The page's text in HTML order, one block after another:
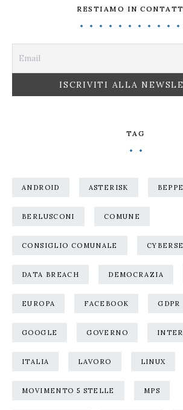
RESTIAMO IN
TAG
ANDROID ASTERISK
BERLUSCONI COMUNE
CONSIGLIO COMUNALE
DATA BREACH DEMOCRAZIA
EUROPA FACEBOOK GDPR
GOOGLE GOVERNO
ITALIA LAVORO LINUX
MOVIMENTO 5 STELLE MPS